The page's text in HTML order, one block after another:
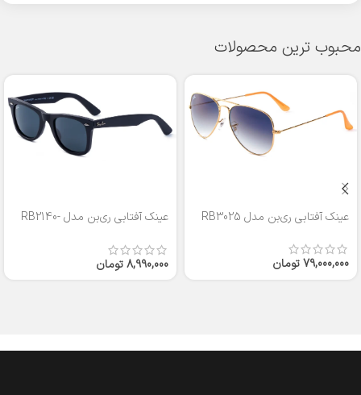
محبوب ترین محصولات
عینک آفتابی ری‌بن مدل RB3025
79,000,000تومان
عینک آفتابی ری‌بن مدل RB2140-
8,990,000تومان